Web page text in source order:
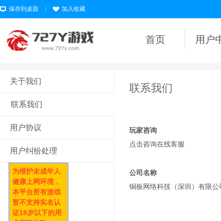
保存到桌面 加入收藏
首页 用户
关于我们
联系我们
用户协议
用户纠纷处理
联系我们
玩家咨询
点击咨询在线客服
公司名称
铜板网络科技（深圳）有限公
为维护未成年人
健康上网环境，
本平台所有游戏
暂不支持实名认
证18岁以下的用